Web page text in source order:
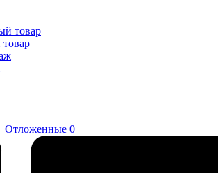
Отложенные 0